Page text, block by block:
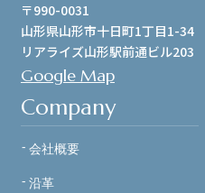
〒990-0031
山形県山形市十日町1丁目1-34
リアライズ山形駅前通ビル203
Google Map
Company
会社概要
沿革